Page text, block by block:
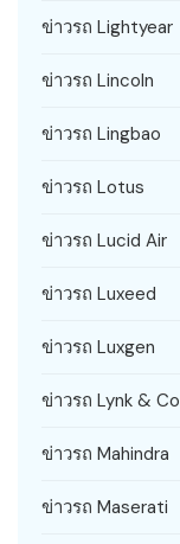
ข่าวรถ Lightyear
ข่าวรถ Lincoln
ข่าวรถ Lingbao
ข่าวรถ Lotus
ข่าวรถ Lucid Air
ข่าวรถ Luxeed
ข่าวรถ Luxgen
ข่าวรถ Lynk & Co
ข่าวรถ Mahindra
ข่าวรถ Maserati